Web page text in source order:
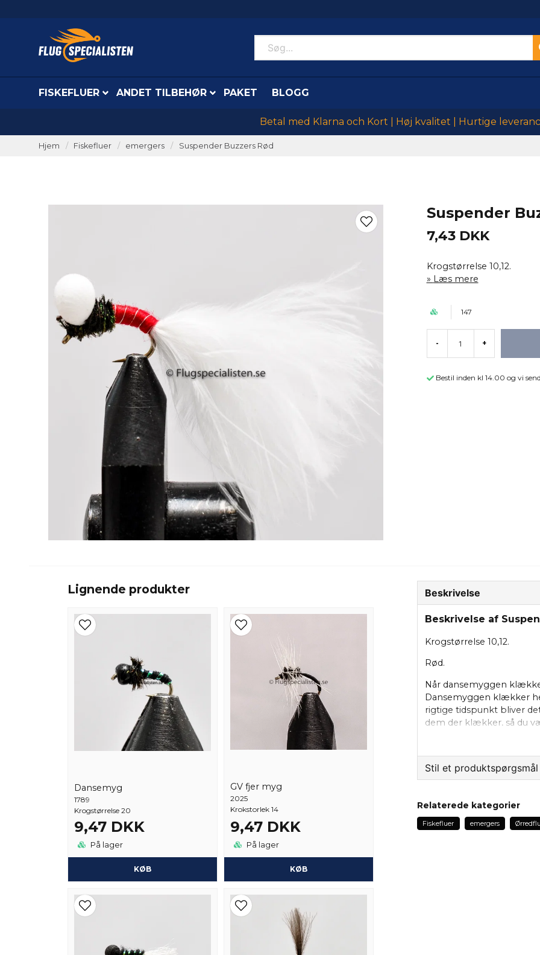
FISKEFLUER ANDET TILBEHØR PAKET BLOGG
Betal med Klarna och Kort | Høj kvalitet | Hurtige
Hjem Fiskefluer emergers Suspender Buzzers Rød
Suspender
7,43 DKK
Krogstørrelse 10,12.
Læs mere
147
- +
Bestil inden kl 14.00 og vi
Lignende produkter
Dansemyg
1789
Krogstørrelse 20
9,47 DKK
På lager
KØB
GV fjer myg
2025
Krokstorlek 14
9,47 DKK
På lager
KØB
Beskrivelse
Beskrivelse af
Krogstørrelse 10,12.
Rød.
Når dansemyggen
Dansemyggen klækker
rigtige tidspunkt bliver
dem der klækker, så du
Stil et produktspørgsmål
Spørg os om noget
Relaterede kategorier
Fiskefluer emergers